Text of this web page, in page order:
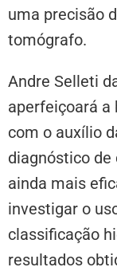
uma precisão
tomógrafo.
Andre Selleti
aperfeiçoará a
com o auxílio
diagnóstico
ainda mais
investigar o
classificação
resultados